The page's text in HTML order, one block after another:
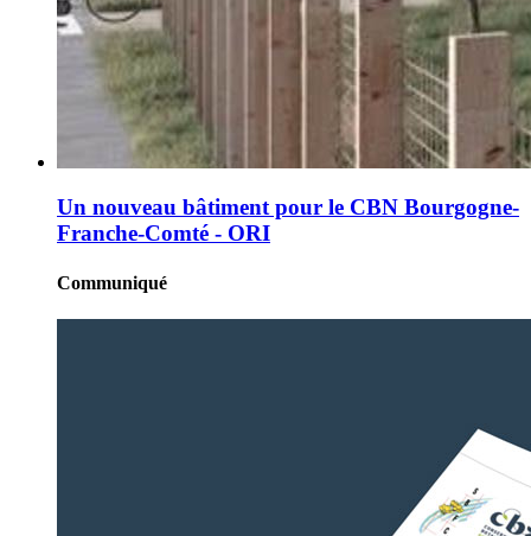
Un nouveau bâtiment pour le CBN Bourgogne-
Franche-Comté - ORI
Communiqué